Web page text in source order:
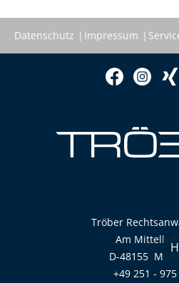
Datenschutz Impressum
Tröber
Am
D-48155
+49 251 -